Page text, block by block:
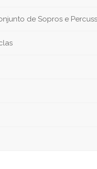
de Sopros e